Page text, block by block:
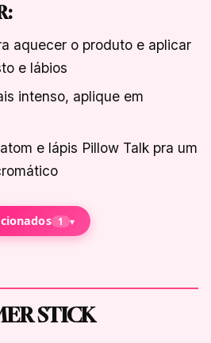
aquecer o produto e aplicar
e lábios
intenso, aplique em
e lápis Pillow Talk pra um
1 ▾
STICK